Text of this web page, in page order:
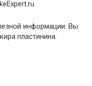
информации. Вы
пластинина.